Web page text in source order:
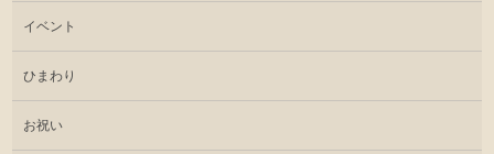
イベント
ひまわり
お祝い